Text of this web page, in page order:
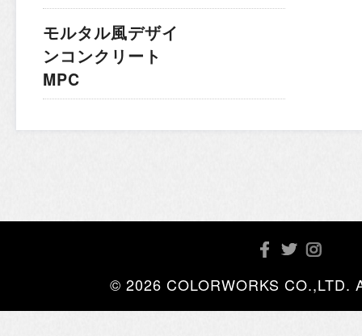
モルタル風デザイ
ンコンクリート
MPC
© 2026 COLORWORKS CO.,LTD.